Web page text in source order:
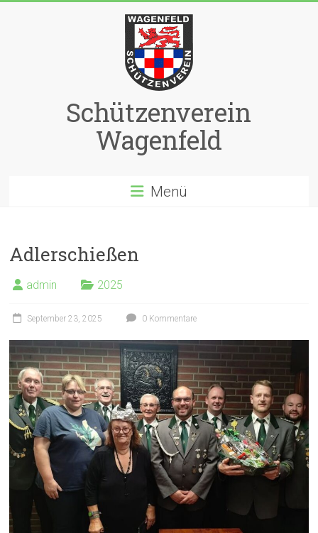
Schützenverein
Wagenfeld
Menü
Adlerschießen
admin 2025
September 23, 2025 0 Kommentare